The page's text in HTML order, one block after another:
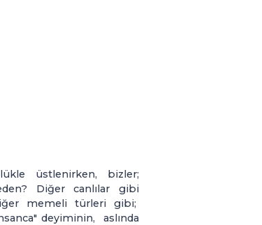
üstlenirken, bizler;
Diğer canlılar gibi
memeli türleri gibi;
deyiminin, aslında